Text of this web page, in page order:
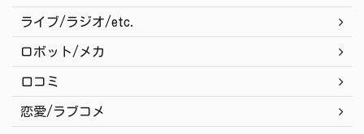
ライブ/ラジオ/etc.
ロボット/メカ
口コミ
恋愛/ラブコメ